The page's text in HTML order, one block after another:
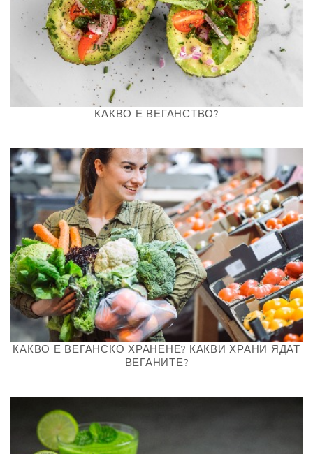
КАКВО Е ВЕГАНСТВО?
КАКВО Е ВЕГАНСКО ХРАНЕНЕ? КАКВИ ХРАНИ ЯДАТ
ВЕГАНИТЕ?